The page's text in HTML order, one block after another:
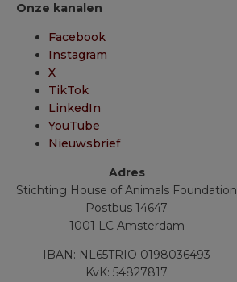
Onze kanalen
Facebook
Instagram
X
TikTok
LinkedIn
YouTube
Nieuwsbrief
Adres
Stichting House of Animals Foundation
Postbus 14647
1001 LC Amsterdam
IBAN: NL65TRIO 0198036493
KvK: 54827817